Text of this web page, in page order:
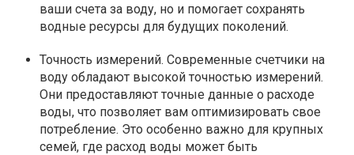
ваши счета за воду, но и помогает сохранять
водные ресурсы для будущих поколений.
Точность измерений. Современные счетчики на
воду обладают высокой точностью измерений.
Они предоставляют точные данные о расходе
воды, что позволяет вам оптимизировать свое
потребление. Это особенно важно для крупных
семей, где расход воды может быть